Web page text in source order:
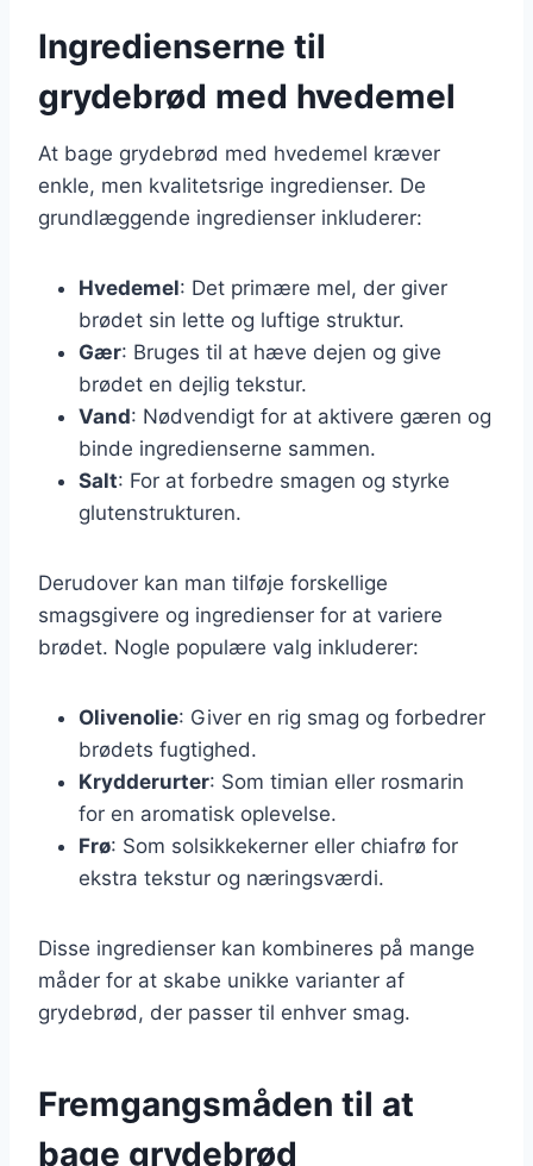
Ingredienserne til
grydebrød med hvedemel
At bage grydebrød med hvedemel kræver
enkle, men kvalitetsrige ingredienser. De
grundlæggende ingredienser inkluderer:
Hvedemel: Det primære mel, der giver
brødet sin lette og luftige struktur.
Gær: Bruges til at hæve dejen og give
brødet en dejlig tekstur.
Vand: Nødvendigt for at aktivere gæren og
binde ingredienserne sammen.
Salt: For at forbedre smagen og styrke
glutenstrukturen.
Derudover kan man tilføje forskellige
smagsgivere og ingredienser for at variere
brødet. Nogle populære valg inkluderer:
Olivenolie: Giver en rig smag og forbedrer
brødets fugtighed.
Krydderurter: Som timian eller rosmarin
for en aromatisk oplevelse.
Frø: Som solsikkekerner eller chiafrø for
ekstra tekstur og næringsværdi.
Disse ingredienser kan kombineres på mange
måder for at skabe unikke varianter af
grydebrød, der passer til enhver smag.
Fremgangsmåden til at
bage grydebrød